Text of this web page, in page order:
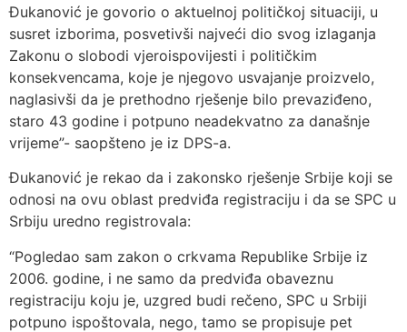
Đukanović je govorio o aktuelnoj političkoj situaciji, u
susret izborima, posvetivši najveći dio svog izlaganja
Zakonu o slobodi vjeroispovijesti i političkim
konsekvencama, koje je njegovo usvajanje proizvelo,
naglasivši da je prethodno rješenje bilo prevaziđeno,
staro 43 godine i potpuno neadekvatno za današnje
vrijeme”- saopšteno je iz DPS-a.
Đukanović je rekao da i zakonsko rješenje Srbije koji se
odnosi na ovu oblast predviđa registraciju i da se SPC u
Srbiju uredno registrovala:
“Pogledao sam zakon o crkvama Republike Srbije iz
2006. godine, i ne samo da predviđa obaveznu
registraciju koju je, uzgred budi rečeno, SPC u Srbiji
potpuno ispoštovala, nego, tamo se propisuje pet